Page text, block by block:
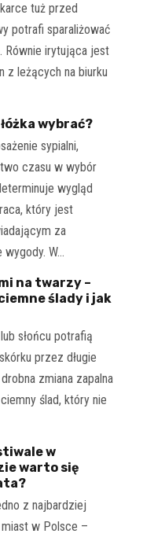
tuż przed
potrafi sparaliżować
Równie irytująca jest
z leżących na biurku
wybrać?
sypialni,
czasu w wybór
wygląd
który jest
za
W…
na twarzy –
ślady i jak
słońcu potrafią
przez długie
zmiana zapalna
ślad, który nie
w
warto się
z najbardziej
w Polsce –